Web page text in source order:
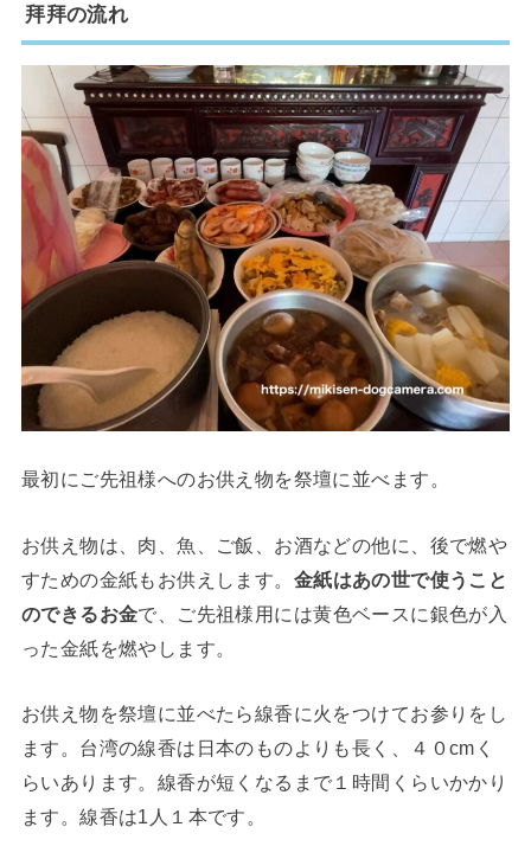
拜拜の流れ
最初にご先祖様へのお供え物を祭壇に並べます。
お供え物は、肉、魚、ご飯、お酒などの他に、後で燃や
すための金紙もお供えします。 金紙はあの世で使うこと
のできるお金で、ご先祖様用には黄色ベースに銀色が入
った金紙を燃やします。
お供え物を祭壇に並べたら線香に火をつけてお参りをし
ます。台湾の線香は日本のものよりも長く、４０cmく
らいあります。線香が短くなるまで１時間くらいかかり
ます。線香は1人１本です。